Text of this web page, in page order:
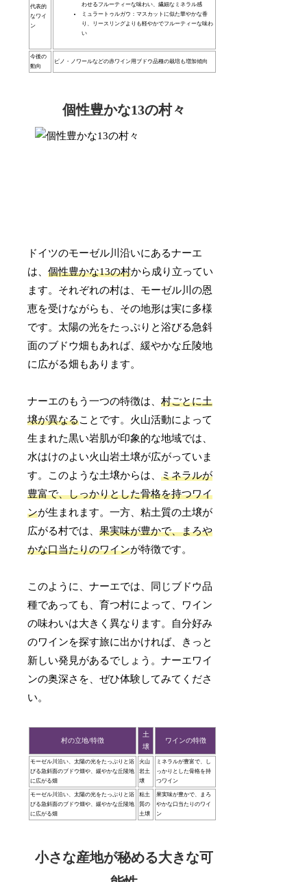
代表的
なワイ
ン
わせるフルーティーな味わい、繊細なミネラル感
ミュラートゥルガウ：マスカットに似た華やかな香
り、リースリングよりも軽やかでフルーティーな味わ
い
今後の
動向
ピノ・ノワールなどの赤ワイン用ブドウ品種の栽培も増加傾向
個性豊かな13の村々
ドイツのモーゼル川沿いにあるナーエ
は、個性豊かな13の村から成り立ってい
ます。それぞれの村は、モーゼル川の恩
恵を受けながらも、その地形は実に多様
です。太陽の光をたっぷりと浴びる急斜
面のブドウ畑もあれば、緩やかな丘陵地
に広がる畑もあります。
ナーエのもう一つの特徴は、村ごとに土
壌が異なることです。火山活動によって
生まれた黒い岩肌が印象的な地域では、
水はけのよい火山岩土壌が広がっていま
す。このような土壌からは、ミネラルが
豊富で、しっかりとした骨格を持つワイ
ンが生まれます。一方、粘土質の土壌が
広がる村では、果実味が豊かで、まろや
かな口当たりのワインが特徴です。
このように、ナーエでは、同じブドウ品
種であっても、育つ村によって、ワイン
の味わいは大きく異なります。自分好み
のワインを探す旅に出かければ、きっと
新しい発見があるでしょう。ナーエワイ
ンの奥深さを、ぜひ体験してみてくださ
い。
村の立地/特徴
土
壌
ワインの特徴
モーゼル川沿い、太陽の光をたっぷりと浴
びる急斜面のブドウ畑や、緩やかな丘陵地
に広がる畑
火山
岩土
壌
ミネラルが豊富で、し
っかりとした骨格を持
つワイン
モーゼル川沿い、太陽の光をたっぷりと浴
びる急斜面のブドウ畑や、緩やかな丘陵地
に広がる畑
粘土
質の
土壌
果実味が豊かで、まろ
やかな口当たりのワイ
ン
小さな産地が秘める大きな可